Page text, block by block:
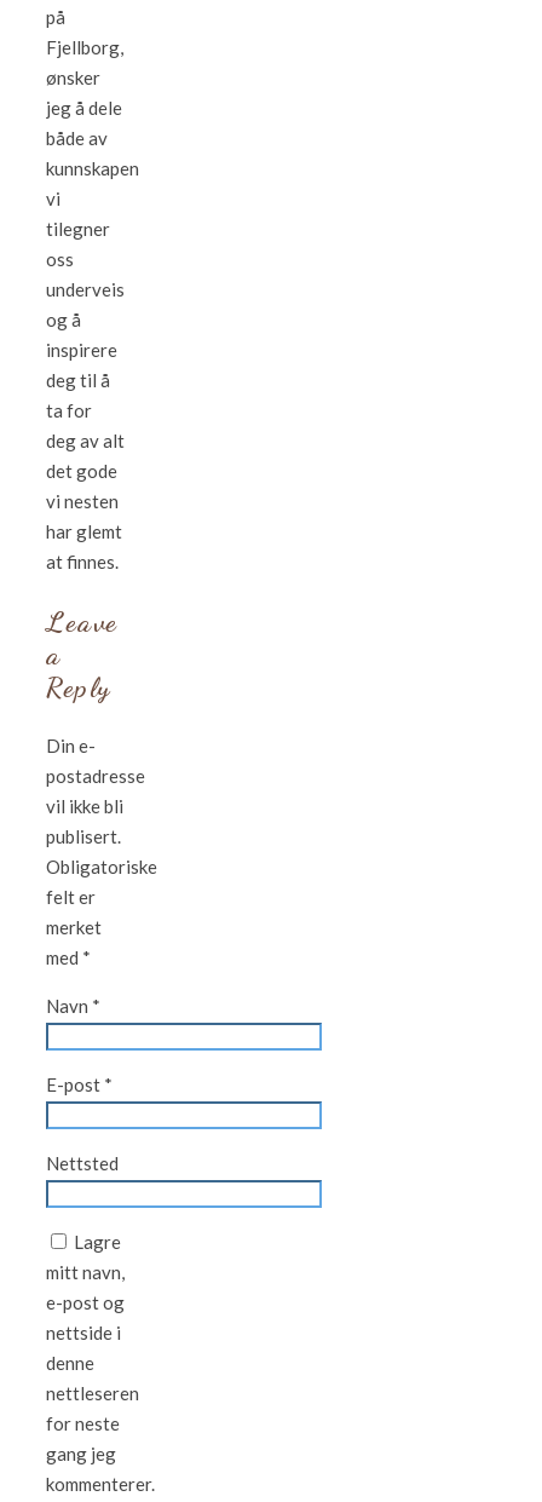
på
Fjellborg,
ønsker
jeg å dele
både av
kunnskapen
vi
tilegner
oss
underveis
og å
inspirere
deg til å
ta for
deg av alt
det gode
vi nesten
har glemt
at finnes.
Leave
a
Reply
Din e-
postadresse
vil ikke bli
publisert.
Obligatoriske
felt er
merket
med *
Navn *
E-post *
Nettsted
Lagre
mitt navn,
e-post og
nettside i
denne
nettleseren
for neste
gang jeg
kommenterer.